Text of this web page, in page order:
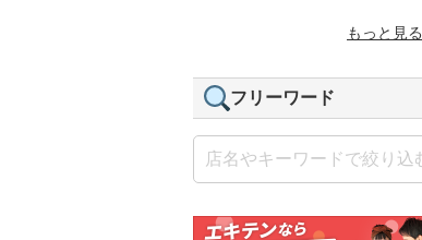
もっと見る
フリーワード